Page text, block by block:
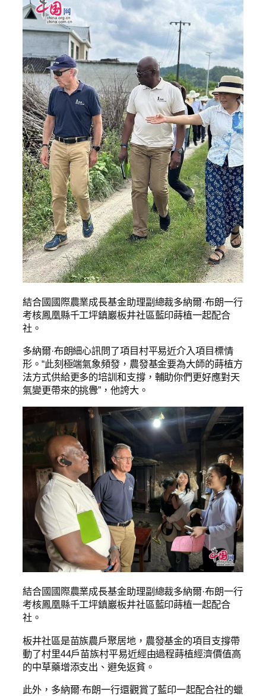
結合國國際農業成長基金助理副總裁多納爾·布朗一行
考核鳳凰縣千工坪鎮巖板井社區藍印蒔植一起配合
社。
多納爾·布朗細心訊問了項目村平易近介入項目標情
形。“此刻極端氣象頻發，農發基金要為大師的蒔植方
法方式供給更多的培訓和支撐，輔助你們更好應對天
氣變更帶來的挑釁”，他誇大。
結合國國際農業成長基金助理副總裁多納爾·布朗一行
考核鳳凰縣千工坪鎮巖板井社區藍印蒔植一起配合
社。
板井社區是苗族農戶聚居地，農發基金的項目支撐帶
動了村里44戶苗族村平易近經由過程蒔植經濟價值高
的中草藥增添支出、避免返貧。
此外，多納爾·布朗一行還觀賞了藍印一起配合社的蠟